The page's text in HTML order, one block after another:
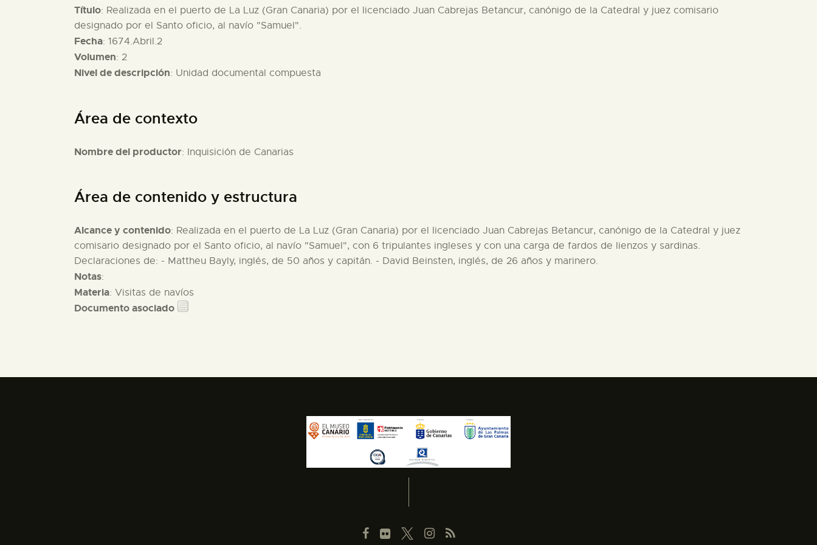
Título: Realizada en el puerto de La Luz (Gran Canaria) por el licenciado Juan Cabrejas Betancur, canónigo de la Catedral y juez comisario
designado por el Santo oficio, al navío "Samuel".
Fecha: 1674.Abril.2
Volumen: 2
Nivel de descripción: Unidad documental compuesta
Área de contexto
Nombre del productor: Inquisición de Canarias
Área de contenido y estructura
Alcance y contenido: Realizada en el puerto de La Luz (Gran Canaria) por el licenciado Juan Cabrejas Betancur, canónigo de la Catedral y juez
comisario designado por el Santo oficio, al navío "Samuel", con 6 tripulantes ingleses y con una carga de fardos de lienzos y sardinas.
Declaraciones de: - Mattheu Bayly, inglés, de 50 años y capitán. - David Beinsten, inglés, de 26 años y marinero.
Notas:
Materia: Visitas de navíos
Documento asociado